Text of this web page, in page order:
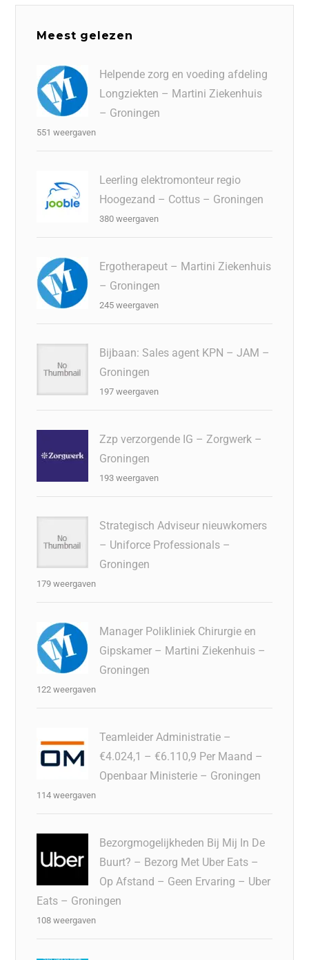
Meest gelezen
Helpende zorg en voeding afdeling
Longziekten – Martini Ziekenhuis
– Groningen
551 weergaven
Leerling elektromonteur regio
Hoogezand – Cottus – Groningen
380 weergaven
Ergotherapeut – Martini Ziekenhuis
– Groningen
245 weergaven
Bijbaan: Sales agent KPN – JAM –
Groningen
197 weergaven
Zzp verzorgende IG – Zorgwerk –
Groningen
193 weergaven
Strategisch Adviseur nieuwkomers
– Uniforce Professionals –
Groningen
179 weergaven
Manager Polikliniek Chirurgie en
Gipskamer – Martini Ziekenhuis –
Groningen
122 weergaven
Teamleider Administratie –
€4.024,1 – €6.110,9 Per Maand –
Openbaar Ministerie – Groningen
114 weergaven
Bezorgmogelijkheden Bij Mij In De
Buurt? – Bezorg Met Uber Eats –
Op Afstand – Geen Ervaring – Uber
Eats – Groningen
108 weergaven